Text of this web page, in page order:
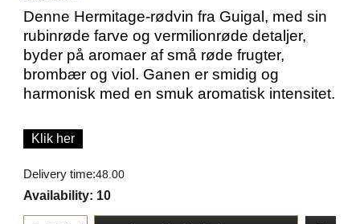
Denne Hermitage-rødvin fra Guigal, med sin
rubinrøde farve og vermilionrøde detaljer,
byder på aromaer af små røde frugter,
brombær og viol. Ganen er smidig og
harmonisk med en smuk aromatisk intensitet.
Klik her
Delivery time:48.00
Availability: 10